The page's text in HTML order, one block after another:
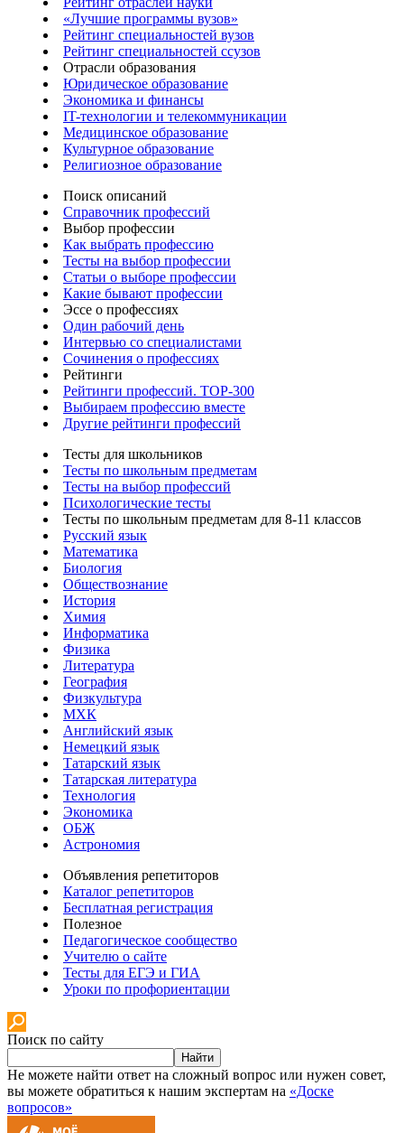
«Лучшие программы вузов»
Рейтинг специальностей вузов
Рейтинг специальностей ссузов
Отрасли образования
Юридическое образование
Экономика и финансы
IT-технологии и телекоммуникации
Медицинское образование
Культурное образование
Религиозное образование
Поиск описаний
Справочник профессий
Выбор профессии
Как выбрать профессию
Тесты на выбор профессии
Статьи о выборе профессии
Какие бывают профессии
Эссе о профессиях
Один рабочий день
Интервью со специалистами
Сочинения о профессиях
Рейтинги
Рейтинги профессий. TOP-300
Выбираем профессию вместе
Другие рейтинги профессий
Тесты для школьников
Тесты по школьным предметам
Тесты на выбор профессий
Психологические тесты
Тесты по школьным предметам для 8-11 классов
Русский язык
Математика
Биология
Обществознание
История
Химия
Информатика
Физика
Литература
География
Физкультура
МХК
Английский язык
Немецкий язык
Татарский язык
Татарская литература
Технология
Экономика
ОБЖ
Астрономия
Объявления репетиторов
Каталог репетиторов
Бесплатная регистрация
Полезное
Педагогическое сообщество
Учителю о сайте
Тесты для ЕГЭ и ГИА
Уроки по профориентации
Поиск по сайту
Найти
Не можете найти ответ на сложный вопрос или нужен совет,
вы можете обратиться к нашим экспертам на «Доске
вопросов»